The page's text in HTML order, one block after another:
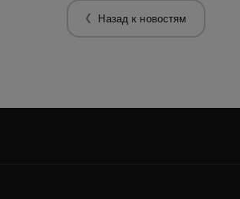
Назад к новостям